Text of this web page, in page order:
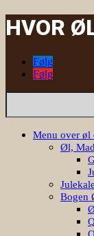
HVOR
Følg
Følg
Søg
Menu over øl
Øl,
Bogen